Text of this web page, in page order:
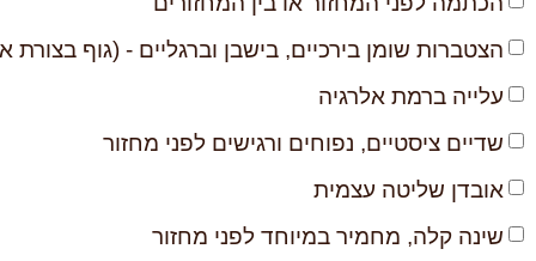
הצטברות שומן בירכיים, בישבן וברגליים - (גוף בצורת
עלייה ברמת אלרגיה
שדיים ציסטיים, נפוחים ורגישים לפני מחזור
אובדן שליטה עצמית
שינה קלה, מחמיר במיוחד לפני מחזור